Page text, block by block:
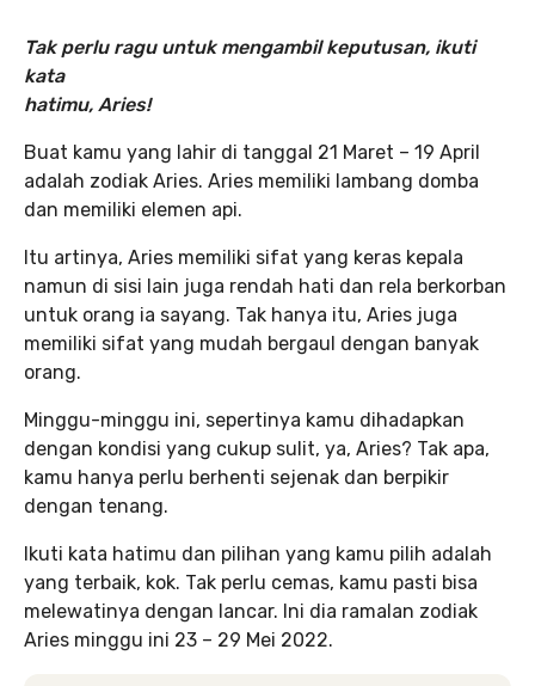
Tak perlu ragu untuk mengambil keputusan, ikuti
kata
hatimu, Aries!
Buat kamu yang lahir di tanggal 21 Maret – 19 April
adalah zodiak Aries. Aries memiliki lambang domba
dan memiliki elemen api.
Itu artinya, Aries memiliki sifat yang keras kepala
namun di sisi lain juga rendah hati dan rela berkorban
untuk orang ia sayang. Tak hanya itu, Aries juga
memiliki sifat yang mudah bergaul dengan banyak
orang.
Minggu-minggu ini, sepertinya kamu dihadapkan
dengan kondisi yang cukup sulit, ya, Aries? Tak apa,
kamu hanya perlu berhenti sejenak dan berpikir
dengan tenang.
Ikuti kata hatimu dan pilihan yang kamu pilih adalah
yang terbaik, kok. Tak perlu cemas, kamu pasti bisa
melewatinya dengan lancar. Ini dia ramalan zodiak
Aries minggu ini 23 – 29 Mei 2022.